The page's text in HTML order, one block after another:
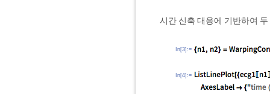
시간 신축 대응에 기반하여
In[3]:=
In[4]:=